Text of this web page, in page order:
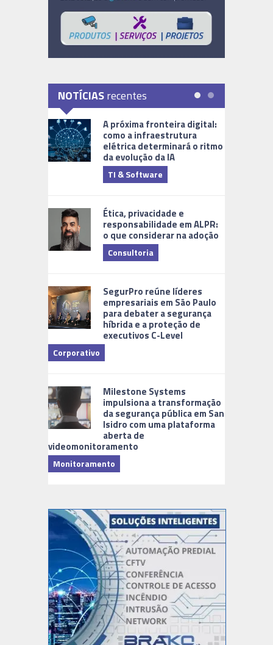
NOTÍCIASrecentes
A próxima fronteira digital:
como a infraestrutura
elétrica determinará o ritmo
da evolução da IA
TI & Software
Ética, privacidade e
responsabilidade em ALPR:
o que considerar na adoção
Consultoria
SegurPro reúne líderes
empresariais em São Paulo
para debater a segurança
híbrida e a proteção de
executivos C-Level
Corporativo
Milestone Systems
impulsiona a transformação
da segurança pública em San
Isidro com uma plataforma
aberta de
videomonitoramento
Monitoramento